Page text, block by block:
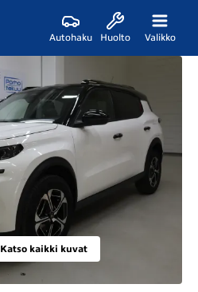
Autohaku Huolto Valikko
Katso kaikki kuvat